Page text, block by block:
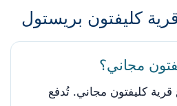
كليفتون بريستول
مجاني؟
كليفتون مجاني. تُدفع